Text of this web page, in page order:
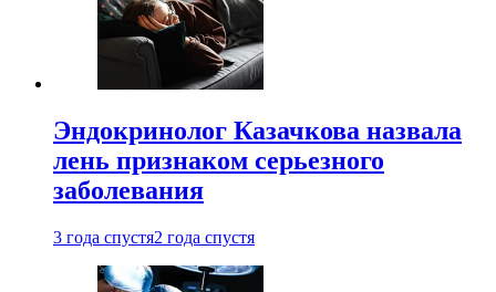
Эндокринолог Казачкова назвала
лень признаком серьезного
заболевания
3 года спустя2 года спустя